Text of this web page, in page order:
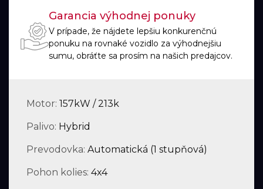
Garancia výhodnej ponuky
V prípade, že nájdete lepšiu konkurenčnú
ponuku na rovnaké vozidlo za výhodnejšiu
sumu, obráťte sa prosím na našich predajcov.
Motor: 157kW / 213k
Palivo: Hybrid
Prevodovka: Automatická (1 stupňová)
Pohon kolies: 4x4